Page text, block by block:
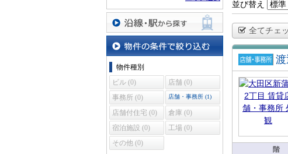
沿線・駅から探す
物件の条件で絞り込む
物件種別
ビル (0)
店舗 (0)
事務所 (0)
店舗・事務所 (1)
店舗付住宅 (0)
倉庫 (0)
宿泊施設 (0)
工場 (0)
その他 (0)
並び替え
全てチェ
賃貸店
舗・事務
所
階